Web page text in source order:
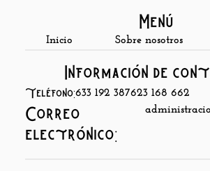
Menú
Inicio Sobre nosotros
Información de
Teléfono:633 192 387623 168 662
Correo
electrónico: